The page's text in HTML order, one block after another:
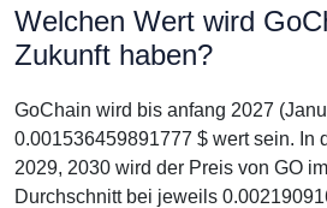
Welchen Wert wird
Zukunft haben?
GoChain wird bis anfang 2027
0.001536459891777 $ wert sein. In
2029, 2030 wird der Preis von GO
Durchschnitt bei jeweils